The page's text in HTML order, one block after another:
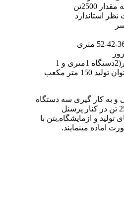
2500تن
نظر استاندارد
3 دستگاه بچینگ لیپهر(2دستگاه 1متری و 1
دستگاه 1/2 متری با توان تولید 150 متر مکعب
و به کار گیری سه دستگاه
بچینگ پلانت با ظرفیت 2500 تن در کنار پرسنل
و ازمایشگاه,بتن با
اماده مینمایند.